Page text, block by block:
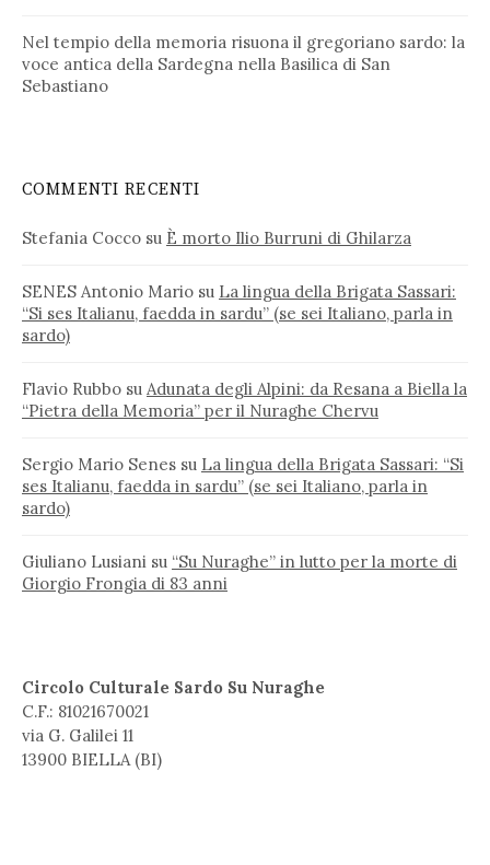
Nel tempio della memoria risuona il gregoriano sardo: la
voce antica della Sardegna nella Basilica di San
Sebastiano
COMMENTI RECENTI
Stefania Cocco su È morto Ilio Burruni di Ghilarza
SENES Antonio Mario su La lingua della Brigata Sassari:
“Si ses Italianu, faedda in sardu” (se sei Italiano, parla in
sardo)
Flavio Rubbo su Adunata degli Alpini: da Resana a Biella la
“Pietra della Memoria” per il Nuraghe Chervu
Sergio Mario Senes su La lingua della Brigata Sassari: “Si
ses Italianu, faedda in sardu” (se sei Italiano, parla in
sardo)
Giuliano Lusiani su “Su Nuraghe” in lutto per la morte di
Giorgio Frongia di 83 anni
Circolo Culturale Sardo Su Nuraghe
C.F.: 81021670021
via G. Galilei 11
13900 BIELLA (BI)